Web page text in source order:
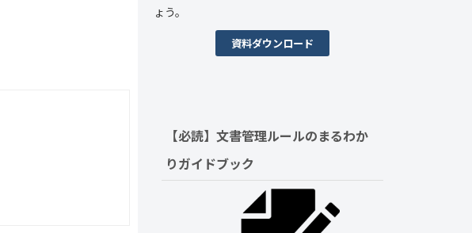
ょう。
資料ダウンロード
【必読】文書管理ルールのまるわか
りガイドブック